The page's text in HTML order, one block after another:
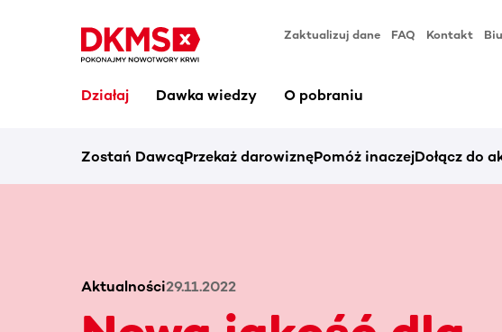
Zaktualizuj dane FAQ Kontakt
Działaj Dawka wiedzy O pobraniu
Zostań DawcąPrzekaż darowiznęPomóż inaczejDołącz do
Aktualności29.11.2022